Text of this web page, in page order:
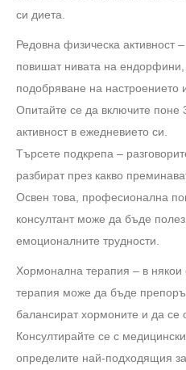
си диета.
Редовна физическа активност
повишат нивата на
подобряване на настроението
Опитайте се да включите поне
активност в ежедневието си.
Търсете подкрепа –
разбират през какво
Освен това, професионална
консултант може да бъде
емоционалните трудности.
Хормонална терапия – в някои
терапия може да бъде
балансират хормоните и да се
Консултирайте се с
определите най-подходящия за